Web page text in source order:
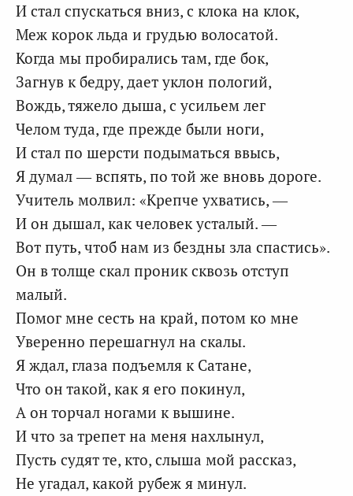
И стал спускаться вниз, с клока на клок,
Меж корок льда и грудью волосатой.
Когда мы пробирались там, где бок,
Загнув к бедру, дает уклон пологий,
Вождь, тяжело дыша, с усильем лег
Челом туда, где прежде были ноги,
И стал по шерсти подыматься ввысь,
Я думал — вспять, по той же вновь дороге.
Учитель молвил: «Крепче ухватись, —
И он дышал, как человек усталый. —
Вот путь, чтоб нам из бездны зла спастись».
Он в толще скал проник сквозь отступ
малый.
Помог мне сесть на край, потом ко мне
Уверенно перешагнул на скалы.
Я ждал, глаза подъемля к Сатане,
Что он такой, как я его покинул,
А он торчал ногами к вышине.
И что за трепет на меня нахлынул,
Пусть судят те, кто, слыша мой рассказ,
Не угадал, какой рубеж я минул.